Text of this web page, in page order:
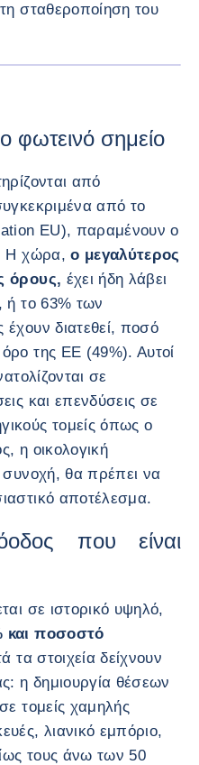
σταθεροποίηση του
φωτεινό σημείο
από
από το
EU), παραμένουν ο
Η χώρα,ο μεγαλύτερος
όρους, έχει ήδη λάβει
ή το 63% των
διατεθεί, ποσό
της ΕΕ (49%). Αυτοί
σε
και επενδύσεις σε
τομείς όπως ο
η οικολογική
συνοχή, θα πρέπει να
αποτέλεσμα.
που είναι
σε ιστορικό υψηλό,
και ποσοστό
τα στοιχεία δείχνουν
η δημιουργία θέσεων
τομείς χαμηλής
λιανικό εμπόριο,
τους άνω των 50